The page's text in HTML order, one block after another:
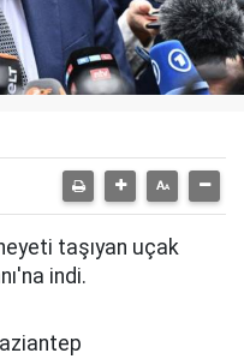
taşıyan uçak
indi.